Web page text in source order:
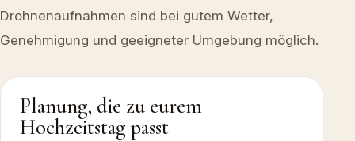
Drohnenaufnahmen sind bei gutem Wetter,
Genehmigung und geeigneter Umgebung möglich.
Planung, die zu eurem
Hochzeitstag passt